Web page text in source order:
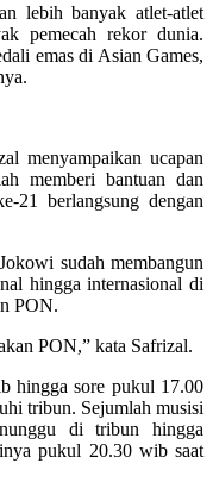
lebih banyak atlet-atlet
pemecah rekor dunia.
emas di Asian Games,
menyampaikan ucapan
memberi bantuan dan
21 berlangsung dengan
sudah membangun
hingga internasional di
PON.
PON,” kata Safrizal.
hingga sore pukul 17.00
tribun. Sejumlah musisi
di tribun hingga
pukul 20.30 wib saat